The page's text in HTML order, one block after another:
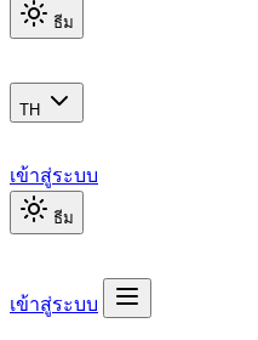
ธีม
TH
เข้าสู่ระบบ
ธีม
เข้าสู่ระบบ